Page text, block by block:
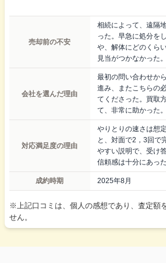
売却前の不安
相続によって、遠隔
った。早急に処分を
や、解体にどのくら
見当がつかなかった。
会社を選んだ理由
最初の問い合わせか
進み、またこちらの
てくださった。買取
て、非常に助かった。
対応満足度の理由
やりとりの速さは想
と、対面で2，3回で
やすい説明で、受け
信頼感は十分にあった
成約時期 2025年8月
※上記口コミは、個人の感想であり、査定額
せん。